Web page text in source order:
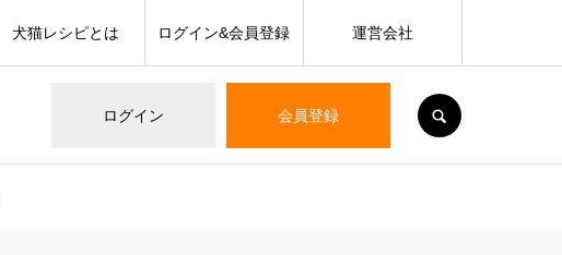
ログイン 会員登録
犬猫レシピとは ログイン&会員登録 運営会社